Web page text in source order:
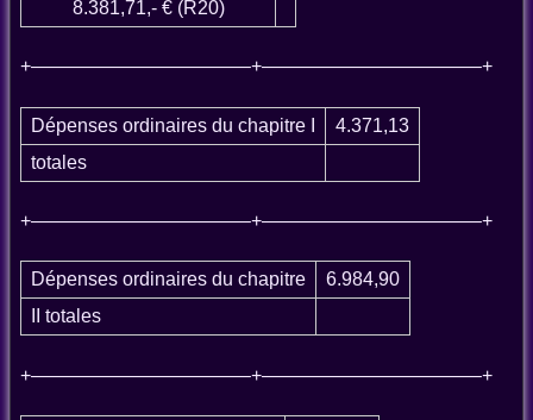
8.381,71,- € (R20)
+———————————–+———————————–+
Dépenses ordinaires du chapitre I
4.371,13
totales
+———————————–+———————————–+
Dépenses ordinaires du chapitre
6.984,90
II totales
+———————————–+———————————–+